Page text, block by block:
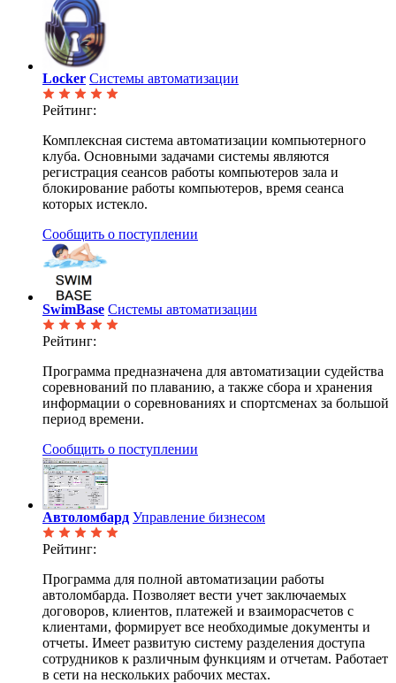
Locker Системы автоматизации
Рейтинг:
Комплексная система автоматизации компьютерного
клуба. Основными задачами системы являются
регистрация сеансов работы компьютеров зала и
блокирование работы компьютеров, время сеанса
которых истекло.
Сообщить о поступлении
SwimBase Системы автоматизации
Рейтинг:
Программа предназначена для автоматизации судейства
соревнований по плаванию, а также сбора и хранения
информации о соревнованиях и спортсменах за большой
период времени.
Сообщить о поступлении
Автоломбард Управление бизнесом
Рейтинг:
Программа для полной автоматизации работы
автоломбарда. Позволяет вести учет заключаемых
договоров, клиентов, платежей и взаиморасчетов с
клиентами, формирует все необходимые документы и
отчеты. Имеет развитую систему разделения доступа
сотрудников к различным функциям и отчетам. Работает
в сети на нескольких рабочих местах.